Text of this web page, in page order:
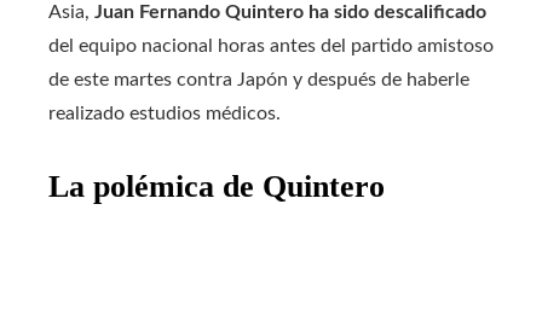
Asia, Juan Fernando Quintero ha sido descalificado
del equipo nacional horas antes del partido amistoso
de este martes contra Japón y después de haberle
realizado estudios médicos.
La polémica de Quintero